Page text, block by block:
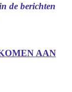
de berichten
AAN